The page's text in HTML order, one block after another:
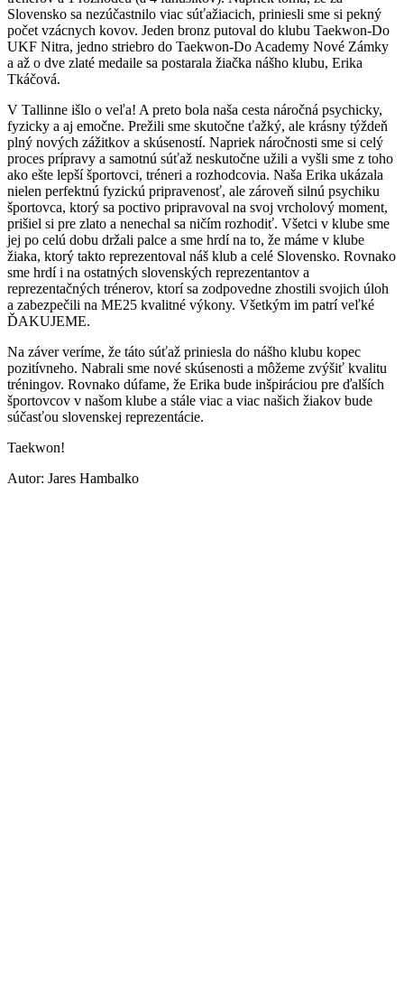
Slovensko sa nezúčastnilo viac súťažiacich, priniesli sme si pekný
počet vzácnych kovov. Jeden bronz putoval do klubu Taekwon-Do
UKF Nitra, jedno striebro do Taekwon-Do Academy Nové Zámky
a až o dve zlaté medaile sa postarala žiačka nášho klubu, Erika
Tkáčová.
V Tallinne išlo o veľa! A preto bola naša cesta náročná psychicky,
fyzicky a aj emočne. Prežili sme skutočne ťažký, ale krásny týždeň
plný nových zážitkov a skúseností. Napriek náročnosti sme si celý
proces prípravy a samotnú súťaž neskutočne užili a vyšli sme z toho
ako ešte lepší športovci, tréneri a rozhodcovia. Naša Erika ukázala
nielen perfektnú fyzickú pripravenosť, ale zároveň silnú psychiku
športovca, ktorý sa poctivo pripravoval na svoj vrcholový moment,
prišiel si pre zlato a nenechal sa ničím rozhodiť. Všetci v klube sme
jej po celú dobu držali palce a sme hrdí na to, že máme v klube
žiaka, ktorý takto reprezentoval náš klub a celé Slovensko. Rovnako
sme hrdí i na ostatných slovenských reprezentantov a
reprezentačných trénerov, ktorí sa zodpovedne zhostili svojich úloh
a zabezpečili na ME25 kvalitné výkony. Všetkým im patrí veľké
ĎAKUJEME.
Na záver veríme, že táto súťaž priniesla do nášho klubu kopec
pozitívneho. Nabrali sme nové skúsenosti a môžeme zvýšiť kvalitu
tréningov. Rovnako dúfame, že Erika bude inšpiráciou pre ďalších
športovcov v našom klube a stále viac a viac našich žiakov bude
súčasťou slovenskej reprezentácie.
Taekwon!
Autor: Jares Hambalko